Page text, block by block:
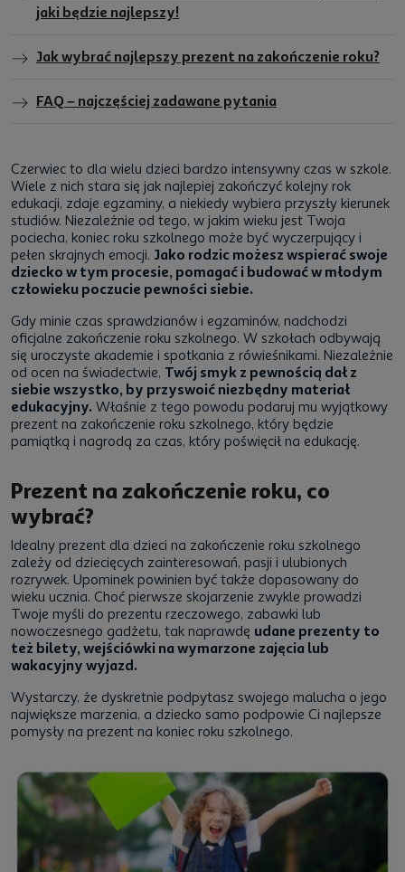
jaki będzie najlepszy!
Jak wybrać najlepszy prezent na zakończenie roku?
FAQ – najczęściej zadawane pytania
Czerwiec to dla wielu dzieci bardzo intensywny czas w szkole.
Wiele z nich stara się jak najlepiej zakończyć kolejny rok
edukacji, zdaje egzaminy, a niekiedy wybiera przyszły kierunek
studiów. Niezależnie od tego, w jakim wieku jest Twoja
pociecha, koniec roku szkolnego może być wyczerpujący i
pełen skrajnych emocji. Jako rodzic możesz wspierać swoje
dziecko w tym procesie, pomagać i budować w młodym
człowieku poczucie pewności siebie.
Gdy minie czas sprawdzianów i egzaminów, nadchodzi
oficjalne zakończenie roku szkolnego. W szkołach odbywają
się uroczyste akademie i spotkania z rówieśnikami. Niezależnie
od ocen na świadectwie, Twój smyk z pewnością dał z
siebie wszystko, by przyswoić niezbędny materiał
edukacyjny. Właśnie z tego powodu podaruj mu wyjątkowy
prezent na zakończenie roku szkolnego, który będzie
pamiątką i nagrodą za czas, który poświęcił na edukację.
Prezent na zakończenie roku, co
wybrać?
Idealny prezent dla dzieci na zakończenie roku szkolnego
zależy od dziecięcych zainteresowań, pasji i ulubionych
rozrywek. Upominek powinien być także dopasowany do
wieku ucznia. Choć pierwsze skojarzenie zwykle prowadzi
Twoje myśli do prezentu rzeczowego, zabawki lub
nowoczesnego gadżetu, tak naprawdę udane prezenty to
też bilety, wejściówki na wymarzone zajęcia lub
wakacyjny wyjazd.
Wystarczy, że dyskretnie podpytasz swojego malucha o jego
największe marzenia, a dziecko samo podpowie Ci najlepsze
pomysły na prezent na koniec roku szkolnego.